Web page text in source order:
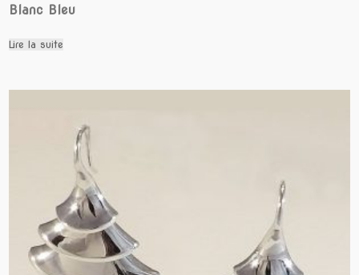
Blanc Bleu
Lire la suite